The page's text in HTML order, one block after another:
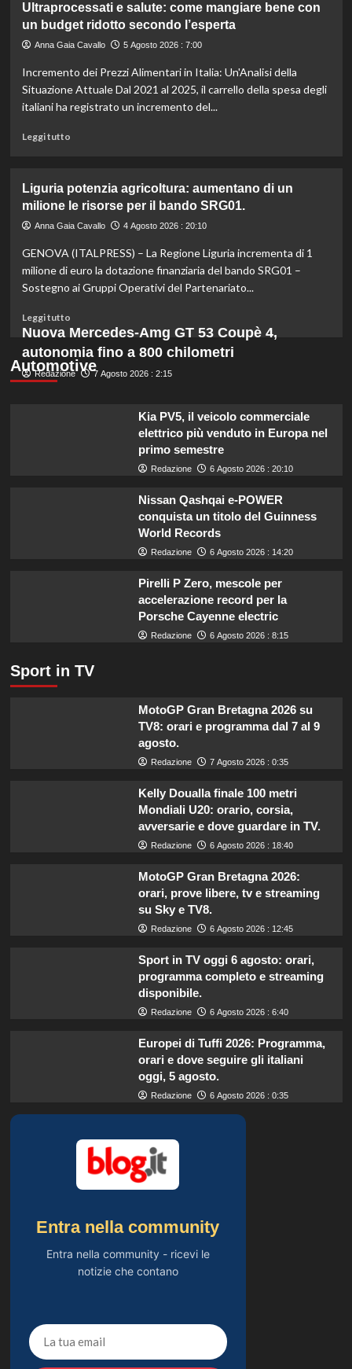
esperti.
Fondo
di
solidarietà:
milioni
per
le
colpite
da
calamità.
Ultraprocessati e salute: come mangiare bene con
un budget ridotto secondo l’esperta
Anna Gaia Cavallo 5 Agosto 2026 : 7:00
Incremento dei Prezzi Alimentari in Italia: Un'Analisi della
Situazione Attuale Dal 2021 al 2025, il carrello della spesa degli
italiani ha registrato un incremento del...
Leggi tuttoLeggi
Ultraprocessati
e
salute:
mangiare
bene
con
ridotto
l’esperta
Liguria potenzia agricoltura: aumentano di un
milione le risorse per il bando SRG01.
Anna Gaia Cavallo 4 Agosto 2026 : 20:10
GENOVA (ITALPRESS) – La Regione Liguria incrementa di 1
milione di euro la dotazione finanziaria del bando SRG01 –
Sostegno ai Gruppi Operativi del Partenariato...
Leggi tuttoLeggi
di
più
su
Liguria
Automotive
Nuova Mercedes-Amg GT 53 Coupè 4,
autonomia fino a 800 chilometri
Redazione 7 Agosto 2026 : 2:15
Kia PV5, il veicolo commerciale
elettrico più venduto in Europa nel
primo semestre
Redazione 6 Agosto 2026 : 20:10
Nissan Qashqai e-POWER
conquista un titolo del Guinness
World Records
Redazione 6 Agosto 2026 : 14:20
Pirelli P Zero, mescole per
accelerazione record per la
Porsche Cayenne electric
Redazione 6 Agosto 2026 : 8:15
Sport in TV
MotoGP Gran Bretagna 2026 su
TV8: orari e programma dal 7 al 9
agosto.
Redazione 7 Agosto 2026 : 0:35
Kelly Doualla finale 100 metri
Mondiali U20: orario, corsia,
avversarie e dove guardare in TV.
Redazione 6 Agosto 2026 : 18:40
MotoGP Gran Bretagna 2026:
orari, prove libere, tv e streaming
su Sky e TV8.
Redazione 6 Agosto 2026 : 12:45
Sport in TV oggi 6 agosto: orari,
programma completo e streaming
disponibile.
Redazione 6 Agosto 2026 : 6:40
Europei di Tuffi 2026: Programma,
orari e dove seguire gli italiani
oggi, 5 agosto.
Redazione 6 Agosto 2026 : 0:35
Entra nella community
Entra nella community - ricevi le
notizie che contano